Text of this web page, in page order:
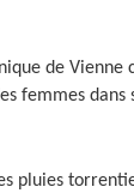
de Vienne
femmes dans
pluies